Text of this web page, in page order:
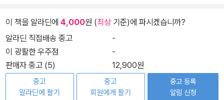
이 책을 알라딘에 4,000원 (최상기준)에 파시겠습니까?
알라딘 직접배송 중고
-
이 광활한 우주점
-
판매자 중고 (5)
12,900원
중고
알라딘에 팔기
중고
회원에게 팔기
중고 등록
알림 신청